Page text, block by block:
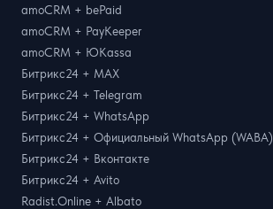
amoCRM + bePaid
amoCRM + PayKeeper
amoCRM + ЮKassa
Битрикс24 + MAX
Битрикс24 + Telegram
Битрикс24 + WhatsApp
Битрикс24 + Официальный WhatsApp (WABA)
Битрикс24 + Вконтакте
Битрикс24 + Avito
Radist.Online + Albato